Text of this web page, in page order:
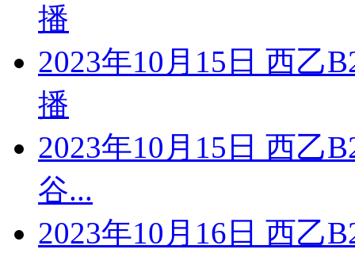
播
2023年10月15日 西乙
播
2023年10月15日 西乙
谷...
2023年10月16日 西乙